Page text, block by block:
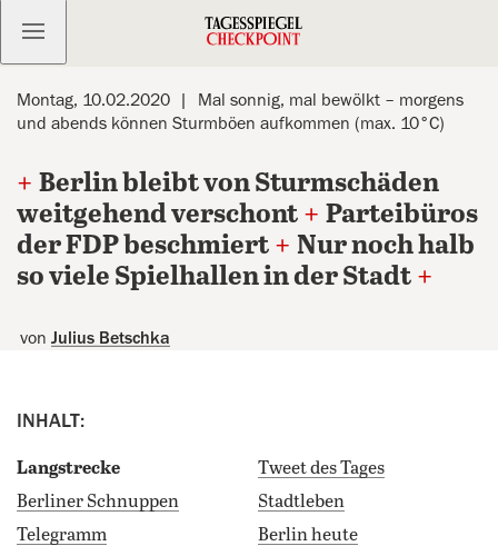
Kostenlos anmelden
Montag, 10.02.2020
Mal sonnig, mal bewölkt – morgens
und abends können Sturmböen aufkommen (max. 10°C)
+ Berlin bleibt von Sturmschäden
weitgehend verschont + Parteibüros
der FDP beschmiert + Nur noch halb
so viele Spielhallen in der Stadt +
von Julius Betschka
INHALT:
Langstrecke
Berliner Schnuppen
Telegramm
Tweet des Tages
Stadtleben
Berlin heute